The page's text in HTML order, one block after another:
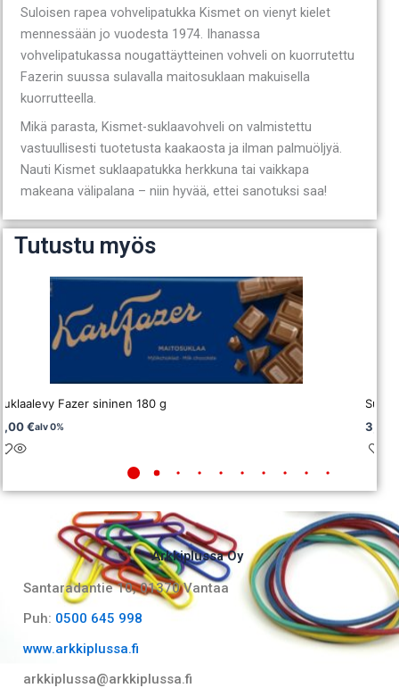
Suloisen rapea vohvelipatukka Kismet on vienyt kielet
mennessään jo vuodesta 1974. Ihanassa
vohvelipatukassa nougattäytteinen vohveli on kuorrutettu
Fazerin suussa sulavalla maitosuklaan makuisella
kuorrutteella.
Mikä parasta, Kismet-suklaavohveli on valmistettu
vastuullisesti tuotetusta kaakaosta ja ilman palmuöljyä.
Nauti Kismet suklaapatukka herkkuna tai vaikkapa
makeana välipalana – niin hyvää, ettei sanotuksi saa!
Tutustu myös
Fazer sininen 180 g
€alv 0%
3,28
Arkkiplussa Oy
Santaradantie 10, 01370 Vantaa​
Puh: 0500 645 998
www.arkkiplussa.fi
arkkiplussa@arkkiplussa.fi